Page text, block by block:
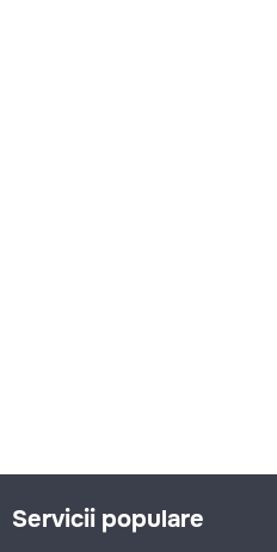
Servicii populare